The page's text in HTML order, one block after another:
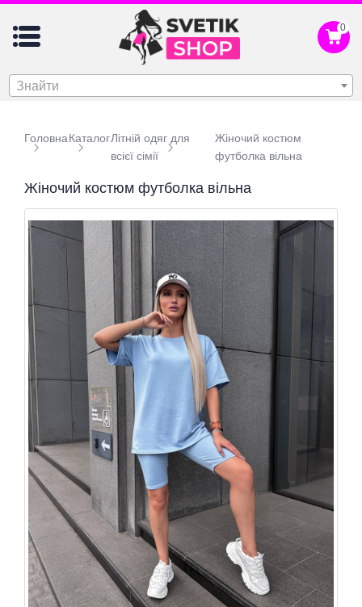
0
Знайти
ГоловнаКаталогЛітній одяг для
всієї сімії
Жіночий костюм
футболка вільна
Жіночий костюм футболка вільна